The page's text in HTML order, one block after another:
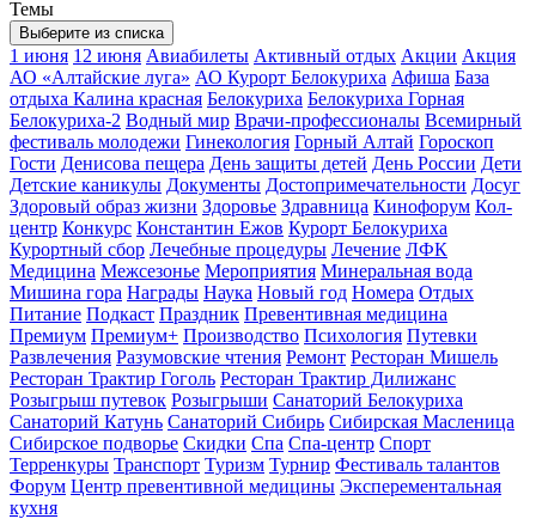
Темы
Выберите из списка
1 июня 12 июня Авиабилеты Активный отдых Акции Акция
АО «Алтайские луга» АО Курорт Белокуриха Афиша База
отдыха Калина красная Белокуриха Белокуриха Горная
Белокуриха-2 Водный мир Врачи-профессионалы Всемирный
фестиваль молодежи Гинекология Горный Алтай Гороскоп
Гости Денисова пещера День защиты детей День России Дети
Детские каникулы Документы Достопримечательности Досуг
Здоровый образ жизни Здоровье Здравница Кинофорум Кол-
центр Конкурс Константин Ежов Курорт Белокуриха
Курортный сбор Лечебные процедуры Лечение ЛФК
Медицина Межсезонье Мероприятия Минеральная вода
Мишина гора Награды Наука Новый год Номера Отдых
Питание Подкаст Праздник Превентивная медицина
Премиум Премиум+ Производство Психология Путевки
Развлечения Разумовские чтения Ремонт Ресторан Мишель
Ресторан Трактир Гоголь Ресторан Трактир Дилижанс
Розыгрыш путевок Розыгрыши Санаторий Белокуриха
Санаторий Катунь Санаторий Сибирь Сибирская Масленица
Сибирское подворье Скидки Спа Спа-центр Спорт
Терренкуры Транспорт Туризм Турнир Фестиваль талантов
Форум Центр превентивной медицины Эксперементальная
кухня